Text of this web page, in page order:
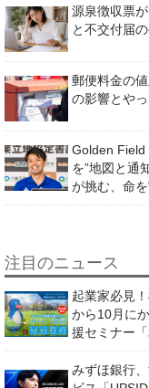
源泉徴収票
と不交付届
郵便料金の
の影響とや
Golden Field
を”地図と通
が挑む、命
注目のニュース
起業家必見
から10月に
援セミナー
みずほ銀行